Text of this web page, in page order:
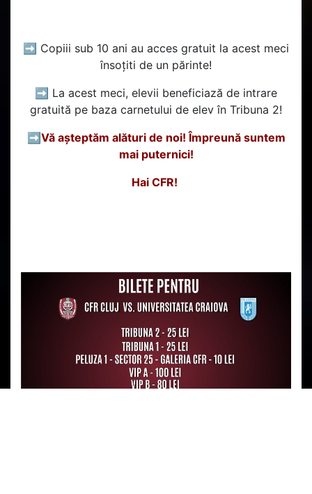
➡ Copiii sub 10 ani au acces gratuit la acest meci
însoțiti de un părinte!
➡ La acest meci, elevii beneficiază de intrare
gratuită pe baza carnetului de elev în Tribuna 2!
➡️ Vă așteptăm alături de noi! Împreună suntem
mai puternici!
Hai CFR!